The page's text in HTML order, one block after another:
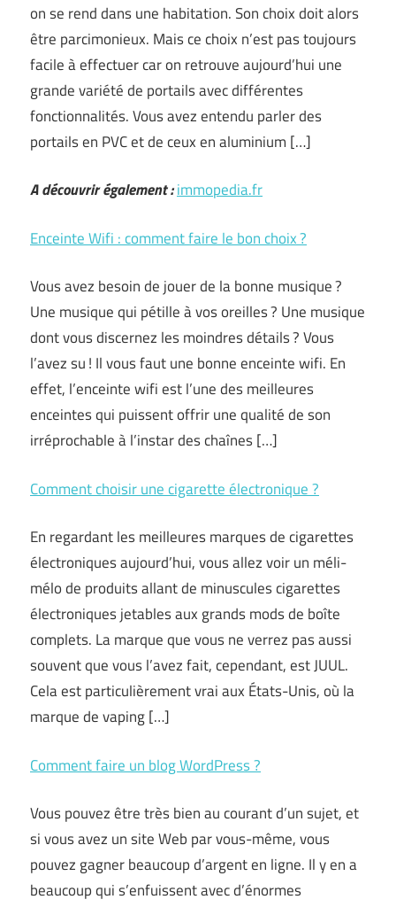
on se rend dans une habitation. Son choix doit alors
être parcimonieux. Mais ce choix n’est pas toujours
facile à effectuer car on retrouve aujourd’hui une
grande variété de portails avec différentes
fonctionnalités. Vous avez entendu parler des
portails en PVC et de ceux en aluminium […]
A découvrir également :immopedia.fr
Enceinte Wifi : comment faire le bon choix ?
Vous avez besoin de jouer de la bonne musique ?
Une musique qui pétille à vos oreilles ? Une musique
dont vous discernez les moindres détails ? Vous
l’avez su ! Il vous faut une bonne enceinte wifi. En
effet, l’enceinte wifi est l’une des meilleures
enceintes qui puissent offrir une qualité de son
irréprochable à l’instar des chaînes […]
Comment choisir une cigarette électronique ?
En regardant les meilleures marques de cigarettes
électroniques aujourd’hui, vous allez voir un méli-
mélo de produits allant de minuscules cigarettes
électroniques jetables aux grands mods de boîte
complets. La marque que vous ne verrez pas aussi
souvent que vous l’avez fait, cependant, est JUUL.
Cela est particulièrement vrai aux États-Unis, où la
marque de vaping […]
Comment faire un blog WordPress ?
Vous pouvez être très bien au courant d’un sujet, et
si vous avez un site Web par vous-même, vous
pouvez gagner beaucoup d’argent en ligne. Il y en a
beaucoup qui s’enfuissent avec d’énormes